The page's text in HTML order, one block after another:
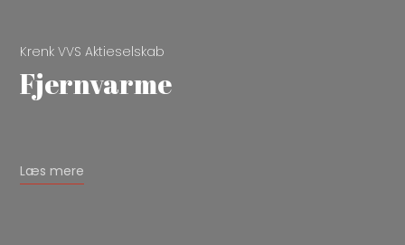
Krenk VVS Aktieselskab
Fjernvarme
Læs mere